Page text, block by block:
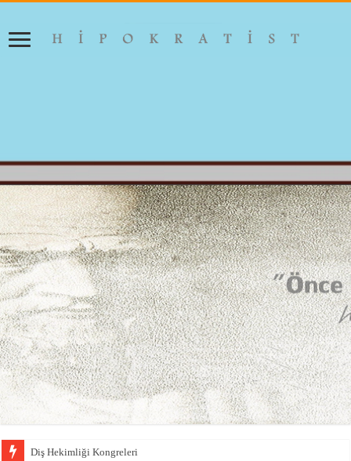
Diş Hekimliği Kongreleri
Ortodonti Uzmanı Dr. Kerem Atamözlü Kimdir?